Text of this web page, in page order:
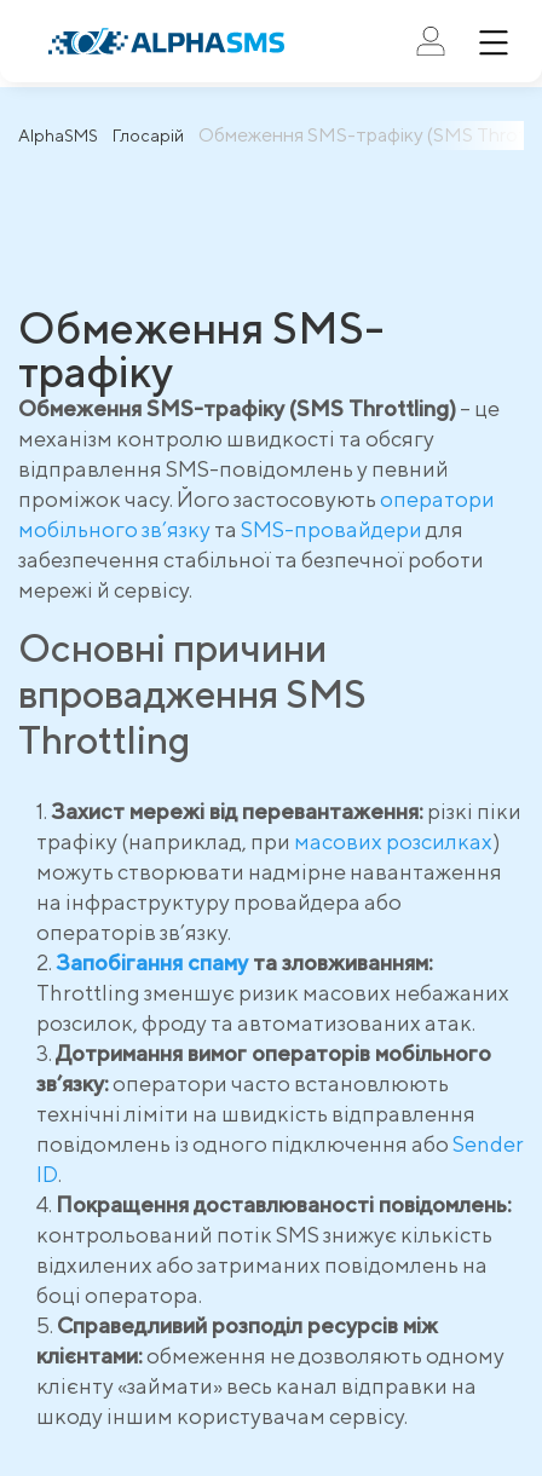
AlphaSMS Глосарій Обмеження SMS-трафіку (SMS
Обмеження SMS-
трафіку
Обмеження SMS-трафіку (SMS Throttling)– це
механізм контролю швидкості та обсягу
відправлення SMS-повідомлень у певний
проміжок часу. Його застосовуютьоператори
мобільного зв’язкута SMS-провайдери для
забезпечення стабільної та безпечної роботи
мережі й сервісу.
Основні причини
впровадження SMS
Throttling
Захист мережі від перевантаження:різкі піки
трафіку (наприклад, при масових розсилках)
можуть створювати надмірне навантаження
на інфраструктуру провайдера або
операторів зв’язку.
Запобігання спамута зловживанням:
Throttling зменшує ризик масових небажаних
розсилок, фроду та автоматизованих атак.
Дотримання вимог операторів мобільного
зв’язку:оператори часто встановлюють
технічні ліміти на швидкість відправлення
повідомлень із одного підключення абоSender
ID.
Покращення доставлюваності повідомлень:
контрольований потік SMS знижує кількість
відхилених або затриманих повідомлень на
боці оператора.
Справедливий розподіл ресурсів між
клієнтами:обмеження не дозволяють одному
клієнту «займати» весь канал відправки на
шкоду іншим користувачам сервісу.